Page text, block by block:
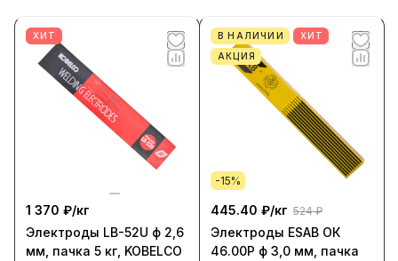
ХИТ
1 370 ₽/кг
Электроды LB-52U ф 2,6
мм, пачка 5 кг, KOBELCO
В НАЛИЧИИ
ХИТ
АКЦИЯ
-15%
445.40 ₽/кг 524 ₽
Электроды ESAB ОК
46.00Р ф 3,0 мм, пачка